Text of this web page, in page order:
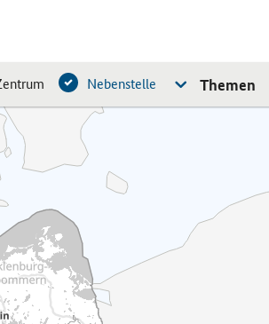
Nebenstelle Themen